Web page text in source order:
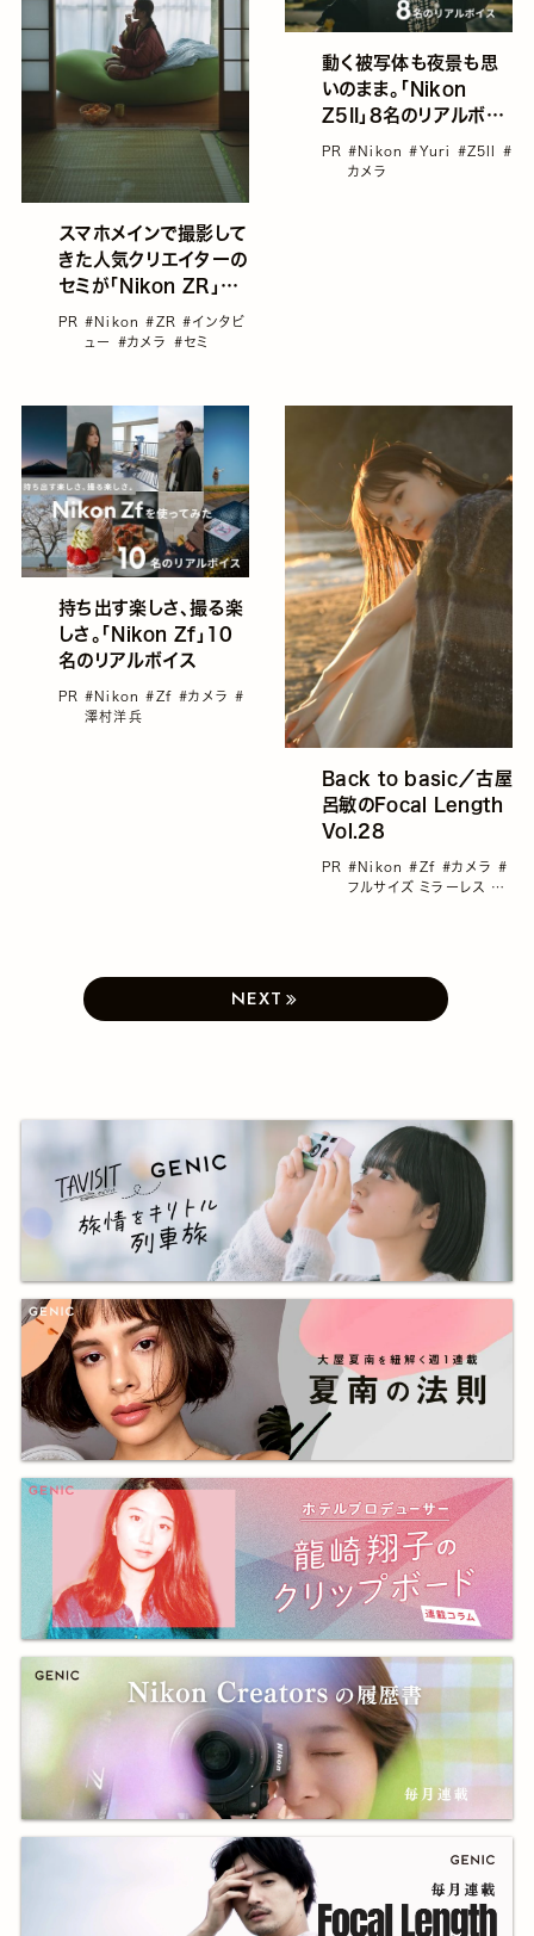
スマホメインで撮影して
きた人気クリエイターの
セミが「Nikon ZR」に
決めた理由
PR #Nikon#ZR#インタビ
ュー #カメラ #セミ
動く被写体も夜景も思
いのまま。「Nikon
Z5II」8名のリアルボイ
ス
PR #Nikon#Yuri #Z5II #
カメラ
持ち出す楽しさ、撮る楽
しさ。「Nikon Zf」10
名のリアルボイス
PR #Nikon#Zf#カメラ#
澤村洋兵
Back to basic／古屋
呂敏のFocal Length
Vol.28
PR #Nikon#Zf#カメラ#
フルサイズ ミラーレス #